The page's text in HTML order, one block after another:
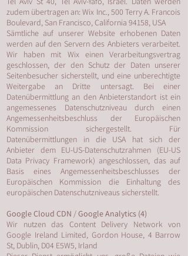
zudem übertragen an: Wix Inc., 500 Terry A. Francois
Boulevard, San Francisco, California 94158, USA
Sämtliche auf unserer Website erhobenen Daten
werden auf den Servern des Anbieters verarbeitet.
Wir haben mit Wix einen Verarbeitungsvertrag
geschlossen, der den Schutz der Daten unserer
Seitenbesucher sicherstellt, und eine unberechtigte
Weitergabe an Dritte untersagt. Bei einer
Datenübermittlung an den Anbieterstandort ist ein
angemessenes Datenschutzniveau durch einen
Angemessenheitsbeschluss der Europäischen
Kommission sichergestellt. Für
Datenübermittlungen in die USA hat sich der
Anbieter dem EU-US-Datenschutzrahmen (EU-US
Data Privacy Framework) angeschlossen, das auf
Basis eines Angemessenheitsbeschlusses der
Europäischen Kommission die Einhaltung des
europäischen Datenschutzniveaus sicherstellt.
Google Cloud CDN /Google Analytics (4)
Wir nutzen das Content Delivery Network von
Google Ireland Limited, Gordon House, 4 Barrow
St, Dublin, D04 E5W5, Irland